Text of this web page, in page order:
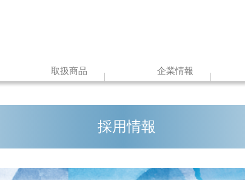
取扱商品 企業情報
採用情報